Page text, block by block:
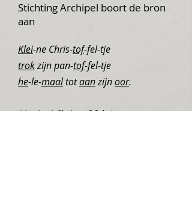
Stichting Archipel boort de bron
aan
Klei-ne Chris-tof-fel-tje
trokzijn pan-tof-fel-tje
he-le-maaltotaanzijnoor.
‘Hm,’ zei Chris-tof-fel-tje,